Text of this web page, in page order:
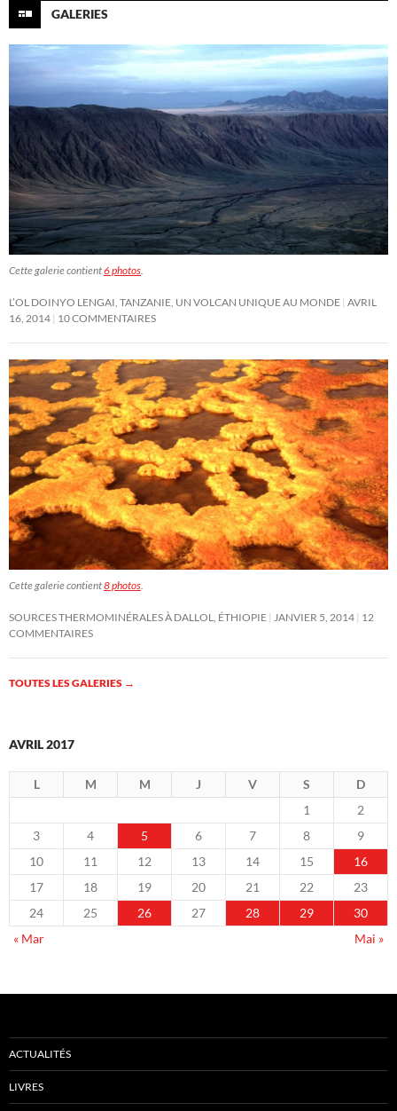
GALERIES
Cette galerie contient6 photos
L’OL DOINYO LENGAI, TANZANIE, UN VOLCAN UNIQUE AU MONDE AVRIL
16, 2014 10 COMMENTAIRES
Cette galerie contient8 photos
SOURCES THERMOMINÉRALES À DALLOL, ÉTHIOPIE JANVIER 5, 2014 12
COMMENTAIRES
TOUTES LES GALERIES →
AVRIL 2017
L M M J V S
D
1
2
3
4 5 6 7 8
9
10
11 12 13 14 15
16
17
18 19 20 21 22
23
24
25 26 27 28 29
30
« Mar
Mai »
ACTUALITÉS
LIVRES